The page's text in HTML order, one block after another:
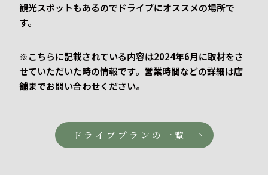
観光スポットもあるのでドライブにオススメの場所で
す。
※こちらに記載されている内容は2024年6月に取材をさ
せていただいた時の情報です。営業時間などの詳細は店
舗までお問い合わせください。
ドライブプランの一覧